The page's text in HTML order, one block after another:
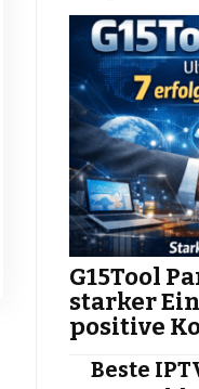
G15Tool
starker
positive
Beste